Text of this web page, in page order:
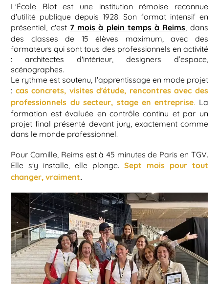
L'École Blotest une institution rémoise reconnue
d'utilité publique depuis 1928. Son format intensif en
présentiel, c'est 7 mois à plein temps à Reims , dans
des classes de 15 élèves maximum, avec des
formateurs qui sont tous des professionnels en activité
: architectes d'intérieur, designers d’espace,
scénographes.
Le rythme est soutenu, l'apprentissage en mode projet
: cas concrets, visites d'étude, rencontres avec des
professionnels du secteur, stage en entreprise. La
formation est évaluée en contrôle continu et par un
projet final présenté devant jury, exactement comme
dans le monde professionnel.
Pour Camille, Reims est à 45 minutes de Paris en TGV.
Elle s'y installe, elle plonge. Sept mois pour tout
changer, vraiment.